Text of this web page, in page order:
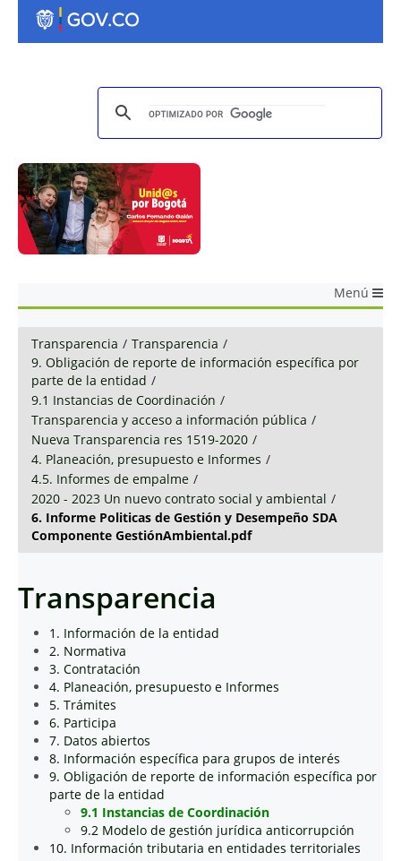
Menú
Transparencia / Transparencia /
9. Obligación de reporte de información específica por
parte de la entidad /
9.1 Instancias de Coordinación /
Transparencia y acceso a información pública /
Nueva Transparencia res 1519-2020 /
4. Planeación, presupuesto e Informes /
4.5. Informes de empalme /
2020 - 2023 Un nuevo contrato social y ambiental /
6. Informe Politicas de Gestión y Desempeño SDA
Componente GestiónAmbiental.pdf
Transparencia
1. Información de la entidad
2. Normativa
3. Contratación
4. Planeación, presupuesto e Informes
5. Trámites
6. Participa
7. Datos abiertos
8. Información específica para grupos de interés
9. Obligación de reporte de información específica por
parte de la entidad
9.1 Instancias de Coordinación
9.2 Modelo de gestión jurídica anticorrupción
10. Información tributaria en entidades territoriales